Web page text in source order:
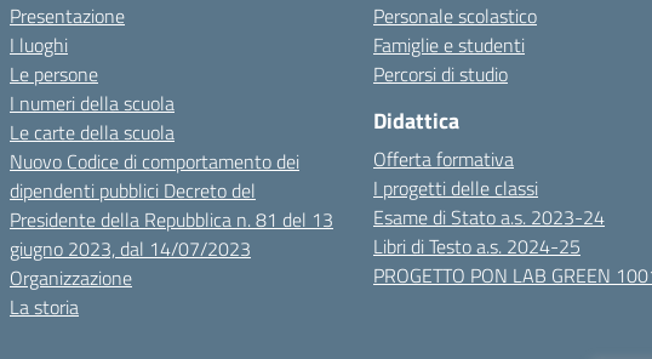
Presentazione
I luoghi
Le persone
I numeri della scuola
Le carte della scuola
Nuovo Codice di comportamento dei
dipendenti pubblici Decreto del
Presidente della Repubblica n. 81 del 13
giugno 2023, dal 14/07/2023
Organizzazione
La storia
Personale scolastico
Famiglie e studenti
Percorsi di studio
Didattica
Offerta formativa
I progetti delle classi
Esame di Stato a.s. 2023-24
Libri di Testo a.s. 2024-25
PROGETTO PON LAB GREEN